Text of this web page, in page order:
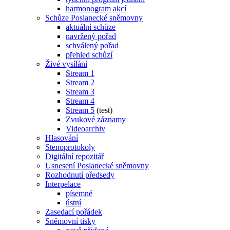
harmonogram akcí
Schůze Poslanecké sněmovny
aktuální schůze
navržený pořad
schválený pořad
přehled schůzí
Živé vysílání
Stream 1
Stream 2
Stream 3
Stream 4
Stream 5 (test)
Zvukové záznamy
Videoarchiv
Hlasování
Stenoprotokoly
Digitální repozitář
Usnesení Poslanecké sněmovny
Rozhodnutí předsedy
Interpelace
písemné
ústní
Zasedací pořádek
Sněmovní tisky